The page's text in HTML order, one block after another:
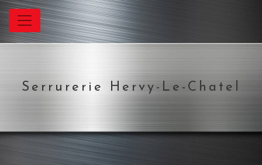
Panneau de gestion des cookies
Serrurerie Hervy-Le-Chatel